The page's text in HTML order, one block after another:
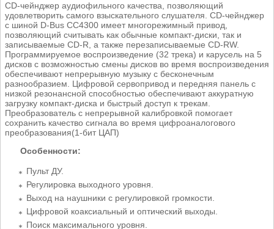
CD-чейнджер аудиофильного качества, позволяющий
удовлетворить самого взыскательного слушателя. CD-чейнджер
с шиной D-Bus CC4300 имеет многорежимный привод,
позволяющий считывать как обычные компакт-диски, так и
записываемые CD-R, а также перезаписываемые CD-RW.
Программируемое воспроизведение (32 трека) и карусель на 5
дисков с возможностью смены дисков во время воспроизведения
обеспечивают непрерывную музыку с бесконечным
разнообразием. Цифровой сервопривод и передняя панель с
низкой резонансной способностью обеспечивают аккуратную
загрузку компакт-диска и быстрый доступ к трекам.
Преобразователь с непрерывной калибровкой помогает
сохранить качество сигнала во время цифроаналогового
преобразования(1-бит ЦАП)
Особенности:
Пульт ДУ.
Регулировка выходного уровня.
Выход на наушники с регулировкой громкости.
Цифровой коаксиальный и оптический выходы.
Поиск максимального уровня.